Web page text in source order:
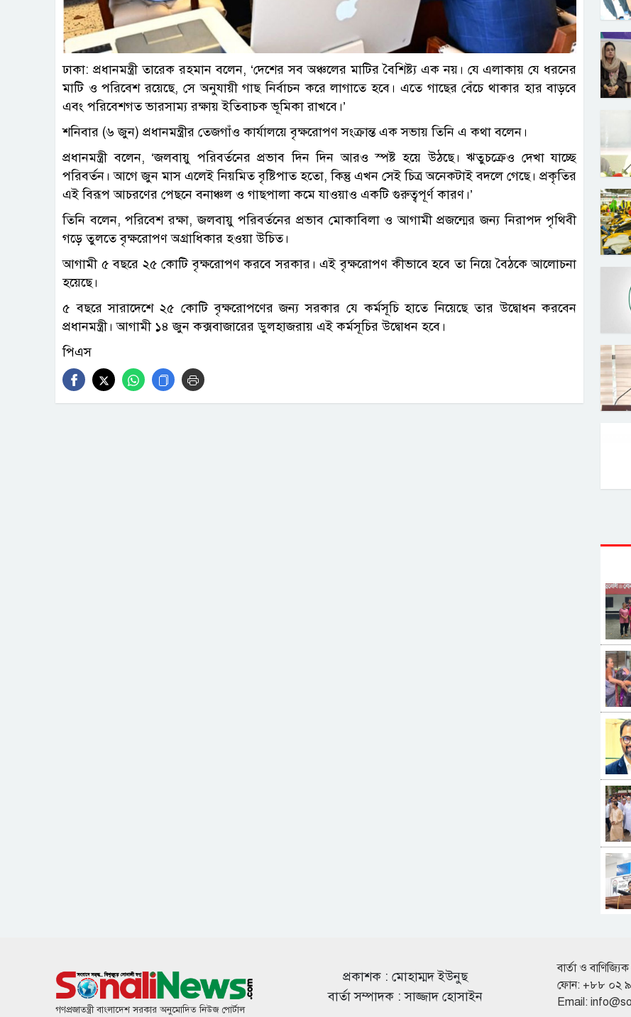
ছবি : সংগৃহীত
ঢাকা: প্রধানমন্ত্রী তারেক রহমান বলেন, ‘দেশের সব অঞ্চলের মাটির বৈশিষ্ট্য এক নয়। যে এলাকায় যে ধরনের
মাটি ও পরিবেশ রয়েছে, সে অনুযায়ী গাছ নির্বাচন করে লাগাতে হবে। এতে গাছের বেঁচে থাকার হার বাড়বে
এবং পরিবেশগত ভারসাম্য রক্ষায় ইতিবাচক ভূমিকা রাখবে।’
শনিবার (৬ জুন) প্রধানমন্ত্রীর তেজগাঁও কার্যালয়ে বৃক্ষরোপণ সংক্রান্ত এক সভায় তিনি এ কথা বলেন।
প্রধানমন্ত্রী বলেন, ‘জলবায়ু পরিবর্তনের প্রভাব দিন দিন আরও স্পষ্ট হয়ে উঠছে। ঋতুচক্রেও দেখা যাচ্ছে
পরিবর্তন। আগে জুন মাস এলেই নিয়মিত বৃষ্টিপাত হতো, কিন্তু এখন সেই চিত্র অনেকটাই বদলে গেছে। প্রকৃতির
এই বিরূপ আচরণের পেছনে বনাঞ্চল ও গাছপালা কমে যাওয়াও একটি গুরুত্বপূর্ণ কারণ।’
তিনি বলেন, পরিবেশ রক্ষা, জলবায়ু পরিবর্তনের প্রভাব মোকাবিলা ও আগামী প্রজন্মের জন্য নিরাপদ পৃথিবী
গড়ে তুলতে বৃক্ষরোপণ অগ্রাধিকার হওয়া উচিত।
আগামী ৫ বছরে ২৫ কোটি বৃক্ষরোপণ করবে সরকার। এই বৃক্ষরোপণ কীভাবে হবে তা নিয়ে বৈঠকে আলোচনা
হয়েছে।
৫ বছরে সারাদেশে ২৫ কোটি বৃক্ষরোপণের জন্য সরকার যে কর্মসূচি হাতে নিয়েছে তার উদ্বোধন করবেন
প্রধানমন্ত্রী। আগামী ১৪ জুন কক্সবাজারের ডুলহাজরায় এই কর্মসূচির উদ্বোধন হবে।
পিএস
গণপ্রজাতন্ত্রী বাংলাদেশ সরকার অনুমোদিত নিউজ পোর্টাল
প্রকাশক : মোহাম্মদ ইউনুছ
বার্তা সম্পাদক : সাজ্জাদ হোসাইন
বার্তা ও
ফোন: +৮৮ ০২
Email: